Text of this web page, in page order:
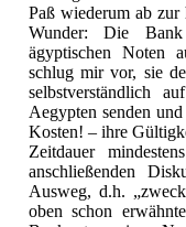
Paß wiederum ab
Wunder: Die
ägyptischen Noten
schlug mir vor, sie
selbstverständlich
Aegypten senden
Kosten! – ihre
Zeitdauer
anschließenden
Ausweg, d.h.
oben schon